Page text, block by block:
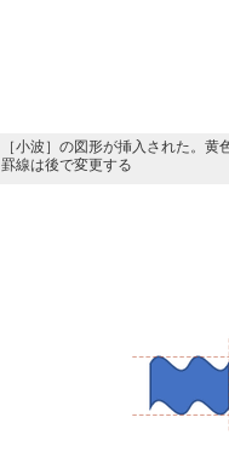
［小波］の図形が挿入された。
罫線は後で変更する